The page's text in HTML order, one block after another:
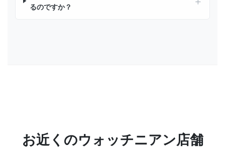
るのですか？
お近くのウォッチニアン店舗